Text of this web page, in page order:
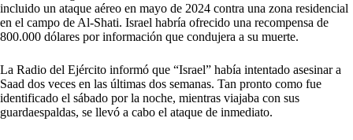
incluido un ataque aéreo en mayo de 2024 contra una zona residencial
en el campo de Al-Shati. Israel habría ofrecido una recompensa de
800.000 dólares por información que condujera a su muerte.
La Radio del Ejército informó que “Israel” había intentado asesinar a
Saad dos veces en las últimas dos semanas. Tan pronto como fue
identificado el sábado por la noche, mientras viajaba con sus
guardaespaldas, se llevó a cabo el ataque de inmediato.